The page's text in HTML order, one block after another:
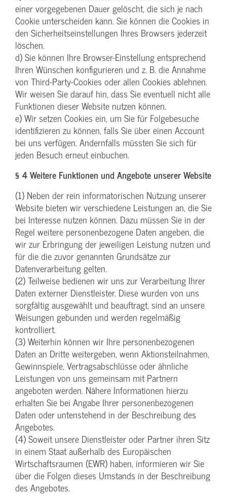
einer vorgegebenen Dauer gelöscht, die sich je nach
Cookie unterscheiden kann. Sie können die Cookies in
den Sicherheitseinstellungen Ihres Browsers jederzeit
löschen.
d) Sie können Ihre Browser-Einstellung entsprechend
Ihren Wünschen konfigurieren und z. B. die Annahme
von Third-Party-Cookies oder allen Cookies ablehnen.
Wir weisen Sie darauf hin, dass Sie eventuell nicht alle
Funktionen dieser Website nutzen können.
e) Wir setzen Cookies ein, um Sie für Folgebesuche
identifizieren zu können, falls Sie über einen Account
bei uns verfügen. Andernfalls müssten Sie sich für
jeden Besuch erneut einbuchen.
§ 4 Weitere Funktionen und Angebote unserer Website
(1) Neben der rein informatorischen Nutzung unserer
Website bieten wir verschiedene Leistungen an, die Sie
bei Interesse nutzen können. Dazu müssen Sie in der
Regel weitere personenbezogene Daten angeben, die
wir zur Erbringung der jeweiligen Leistung nutzen und
für die die zuvor genannten Grundsätze zur
Datenverarbeitung gelten.
(2) Teilweise bedienen wir uns zur Verarbeitung Ihrer
Daten externer Dienstleister. Diese wurden von uns
sorgfältig ausgewählt und beauftragt, sind an unsere
Weisungen gebunden und werden regelmäßig
kontrolliert.
(3) Weiterhin können wir Ihre personenbezogenen
Daten an Dritte weitergeben, wenn Aktionsteilnahmen,
Gewinnspiele, Vertragsabschlüsse oder ähnliche
Leistungen von uns gemeinsam mit Partnern
angeboten werden. Nähere Informationen hierzu
erhalten Sie bei Angabe Ihrer personenbezogenen
Daten oder untenstehend in der Beschreibung des
Angebotes.
(4) Soweit unsere Dienstleister oder Partner ihren Sitz
in einem Staat außerhalb des Europäischen
Wirtschaftsraumen (EWR) haben, informieren wir Sie
über die Folgen dieses Umstands in der Beschreibung
des Angebotes.